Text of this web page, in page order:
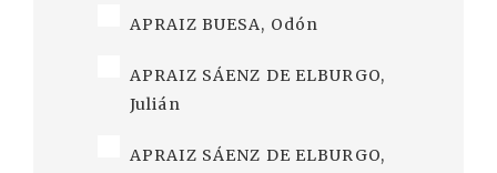
APRAIZ BUESA, Odón
APRAIZ SÁENZ DE ELBURGO,
Julián
APRAIZ SÁENZ DE ELBURGO,